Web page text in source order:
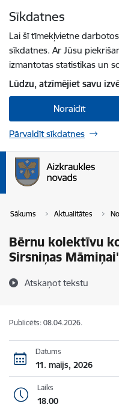
Sīkdatnes
Lai šī tīmekļvietne
sīkdatnes. Ar Jūsu
izmantotas statistikas un
Lūdzu, atzīmējiet savu
Noraidīt
Pārvaldīt sīkdatnes
Sākums Aktualitātes
Bērnu kolektīvu
Sirsniņas
Atskaņot tekstu
Publicēts: 08.04.2026.
Datums
11. maijs, 2026
Laiks
18.00